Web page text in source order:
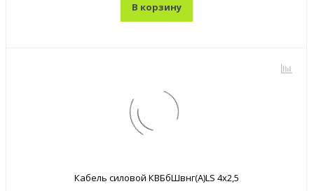
В корзину
Кабель силовой КВБбШвнг(А)LS 4x2,5